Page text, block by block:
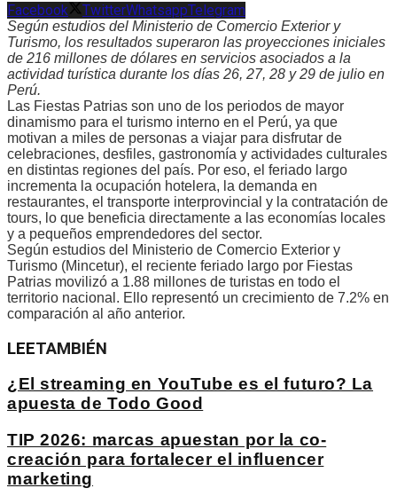
Facebook TwitterWhatsappTelegram
Según estudios del Ministerio de Comercio Exterior y
Turismo, los resultados superaron las proyecciones iniciales
de 216 millones de dólares en servicios asociados a la
actividad turística durante los días 26, 27, 28 y 29 de julio en
Perú.
Las Fiestas Patrias son uno de los periodos de mayor
dinamismo para el turismo interno en el Perú, ya que
motivan a miles de personas a viajar para disfrutar de
celebraciones, desfiles, gastronomía y actividades culturales
en distintas regiones del país. Por eso, el feriado largo
incrementa la ocupación hotelera, la demanda en
restaurantes, el transporte interprovincial y la contratación de
tours, lo que beneficia directamente a las economías locales
y a pequeños emprendedores del sector.
Según estudios del Ministerio de Comercio Exterior y
Turismo (Mincetur), el reciente feriado largo por Fiestas
Patrias movilizó a 1.88 millones de turistas en todo el
territorio nacional. Ello representó un crecimiento de 7.2% en
comparación al año anterior.
LEETAMBIÉN
¿El streaming en YouTube es el futuro? La
apuesta de Todo Good
TIP 2026: marcas apuestan por la co-
creación para fortalecer el influencer
marketing